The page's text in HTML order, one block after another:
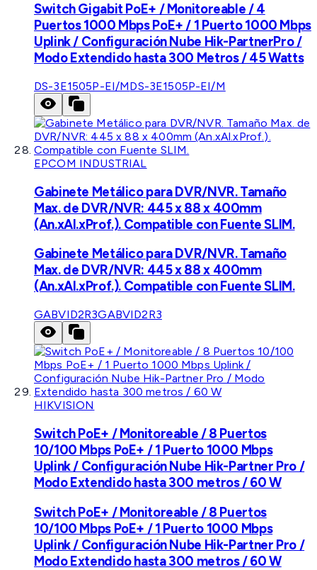
Switch Gigabit PoE+ / Monitoreable / 4
Puertos 1000 Mbps PoE+ / 1 Puerto 1000 Mbps
Uplink / Configuración Nube Hik-PartnerPro /
Modo Extendido hasta 300 Metros / 45 Watts
DS-3E1505P-EI/MDS-3E1505P-EI/M
EPCOM INDUSTRIAL
Gabinete Metálico para DVR/NVR. Tamaño
Max. de DVR/NVR: 445 x 88 x 400mm
(An.xAl.xProf.). Compatible con Fuente SLIM.
Gabinete Metálico para DVR/NVR. Tamaño
Max. de DVR/NVR: 445 x 88 x 400mm
(An.xAl.xProf.). Compatible con Fuente SLIM.
GABVID2R3GABVID2R3
HIKVISION
Switch PoE+ / Monitoreable / 8 Puertos
10/100 Mbps PoE+ / 1 Puerto 1000 Mbps
Uplink / Configuración Nube Hik-Partner Pro /
Modo Extendido hasta 300 metros / 60 W
Switch PoE+ / Monitoreable / 8 Puertos
10/100 Mbps PoE+ / 1 Puerto 1000 Mbps
Uplink / Configuración Nube Hik-Partner Pro /
Modo Extendido hasta 300 metros / 60 W